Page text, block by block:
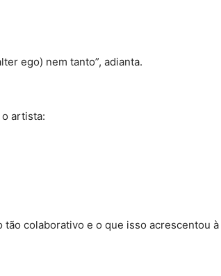
ego) nem tanto”, adianta.
artista:
colaborativo e o que isso acrescentou à